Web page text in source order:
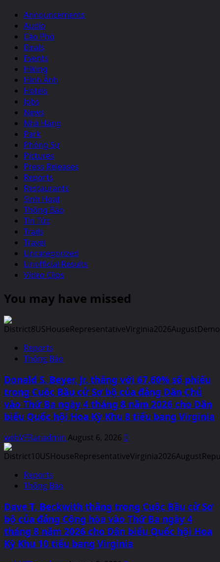
Announcements
Audio
Cáo Phó
Deals
Events
Hiking
Hình Ảnh
Hotels
Jobs
News
Nhà Hàng
Park
Phóng Sự
Pictures
Press Releases
Reports
Restaurants
Sinh Hoạt
Thông Báo
Tin Tức
Trails
Travel
Uncategorized
Unofficial Results
Video Clips
You may have missed
Reports
Thông Báo
Donald S. Beyer, Jr. thắng với 67.60% số phiếu
trong Cuộc Bầu cử Sơ bộ của đảng Dân Chủ
vào Thứ Ba ngày 4 tháng 8 năm 2026 cho Dân
biểu Quốc hội Hoa Kỳ Khu 8 tiểu bang Virginia
webVFRanadmin August 6, 2026 0
Reports
Thông Báo
Dave T. Beckwith thắng trong Cuộc Bầu cử Sơ
bộ của đảng Cộng hòa vào Thứ Ba ngày 4
tháng 8 năm 2026 cho Dân biểu Quốc hội Hoa
Kỳ Khu 10 tiểu bang Virginia